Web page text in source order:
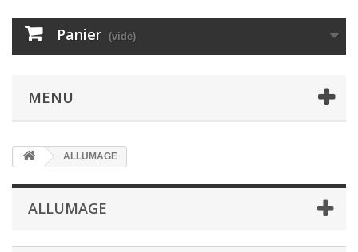
Panier (vide)
MENU
ALLUMAGE
ALLUMAGE